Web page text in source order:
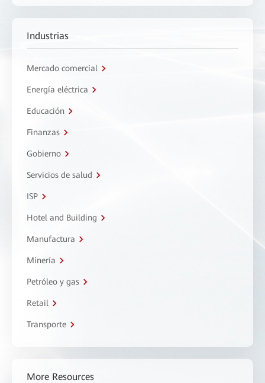
Industrias
Mercado comercial
Energía eléctrica
Educación
Finanzas
Gobierno
Servicios de salud
ISP
Hotel and Building
Manufactura
Minería
Petróleo y gas
Retail
Transporte
More Resources